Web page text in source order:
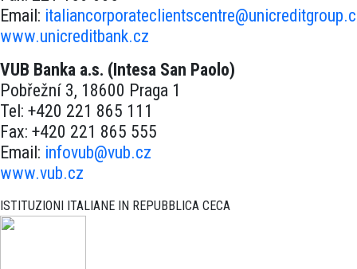
Email:
www.unicreditbank.cz
VUB Banka a.s. (Intesa San Paolo)
Pobřežní 3, 18600 Praga 1
Tel: +420 221 865 111
Fax: +420 221 865 555
Email: infovub@vub.cz
www.vub.cz
ISTITUZIONI ITALIANE IN REPUBBLICA CECA